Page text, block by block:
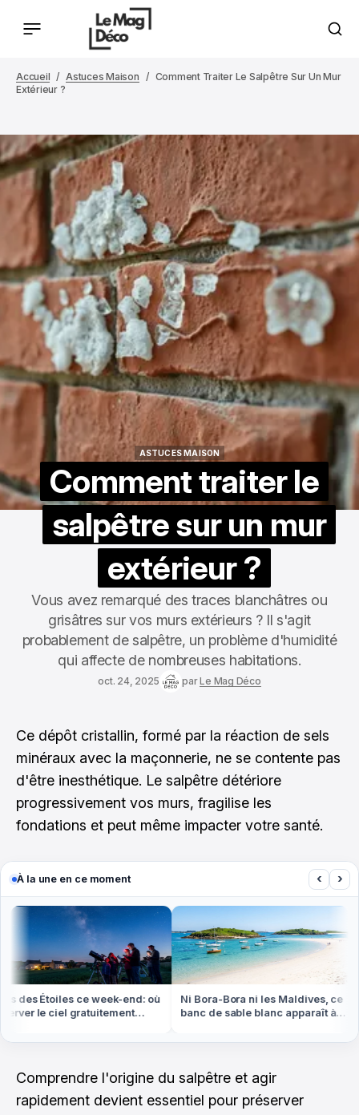
Accueil Astuces Maison
Comment Traiter Le Salpêtre Sur Un Mur
Extérieur ?
ASTUCES MAISON
Comment traiter le
salpêtre sur un mur
extérieur ?
Vous avez remarqué des traces blanchâtres ou
grisâtres sur vos murs extérieurs ? Il s'agit
probablement de salpêtre, un problème d'humidité
qui affecte de nombreuses habitations.
oct. 24, 2025 parLe Mag Déco
Ce dépôt cristallin, formé par la réaction de sels
minéraux avec la maçonnerie, ne se contente pas
d'être inesthétique. Le salpêtre détériore
progressivement vos murs, fragilise les
fondations et peut même impacter votre santé.
À la une en ce moment ‹ ›
Étoiles ce week-end: où
le ciel gratuitement
Ni Bora-Bora ni les Maldives, ce
banc de sable blanc apparaît à
Comprendre l'origine du salpêtre et agir
rapidement devient essentiel pour préserver